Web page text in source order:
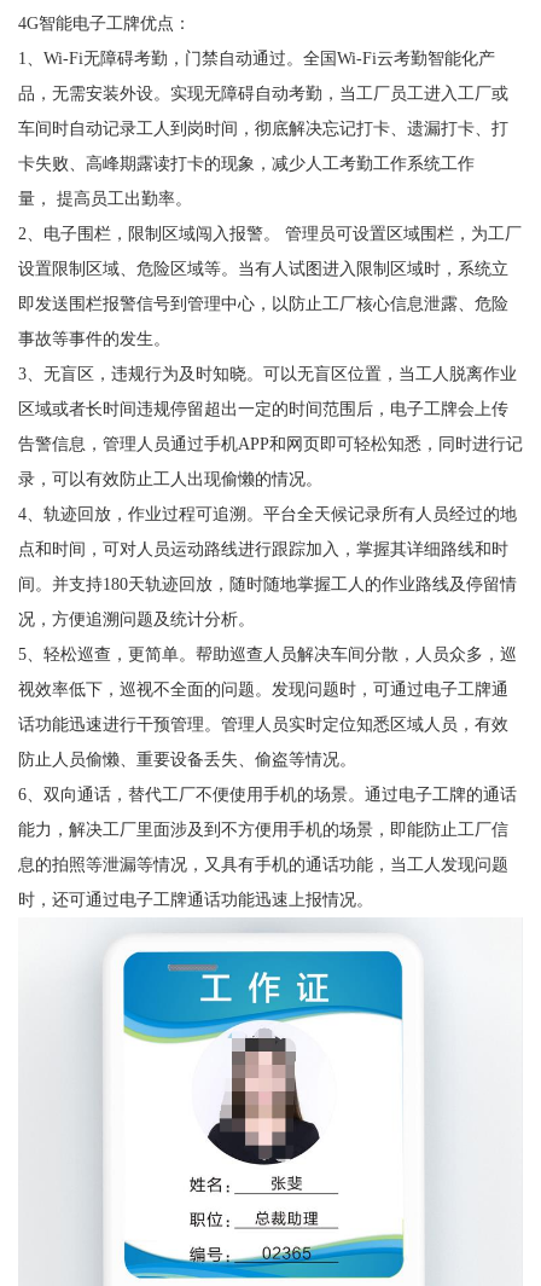
4G智能电子工牌优点：
1、Wi-Fi无障碍考勤，门禁自动通过。全国Wi-Fi云考勤智能化产
品，无需安装外设。实现无障碍自动考勤，当工厂员工进入工厂或
车间时自动记录工人到岗时间，彻底解决忘记打卡、遗漏打卡、打
卡失败、高峰期露读打卡的现象，减少人工考勤工作系统工作
量， 提高员工出勤率。
2、电子围栏，限制区域闯入报警。 管理员可设置区域围栏，为工厂
设置限制区域、危险区域等。当有人试图进入限制区域时，系统立
即发送围栏报警信号到管理中心，以防止工厂核心信息泄露、危险
事故等事件的发生。
3、无盲区，违规行为及时知晓。可以无盲区位置，当工人脱离作业
区域或者长时间违规停留超出一定的时间范围后，电子工牌会上传
告警信息，管理人员通过手机APP和网页即可轻松知悉，同时进行记
录，可以有效防止工人出现偷懒的情况。
4、轨迹回放，作业过程可追溯。平台全天候记录所有人员经过的地
点和时间，可对人员运动路线进行跟踪加入，掌握其详细路线和时
间。并支持180天轨迹回放，随时随地掌握工人的作业路线及停留情
况，方便追溯问题及统计分析。
5、轻松巡查，更简单。帮助巡查人员解决车间分散，人员众多，巡
视效率低下，巡视不全面的问题。发现问题时，可通过电子工牌通
话功能迅速进行干预管理。管理人员实时定位知悉区域人员，有效
防止人员偷懒、重要设备丢失、偷盗等情况。
6、双向通话，替代工厂不便使用手机的场景。通过电子工牌的通话
能力，解决工厂里面涉及到不方便用手机的场景，即能防止工厂信
息的拍照等泄漏等情况，又具有手机的通话功能，当工人发现问题
时，还可通过电子工牌通话功能迅速上报情况。